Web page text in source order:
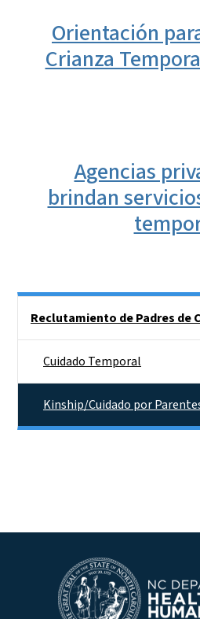
Orientación
Crianza
Agencias
brindan
Reclutamiento de Padres de
Cuidado Temporal
Kinship/Cuidado por